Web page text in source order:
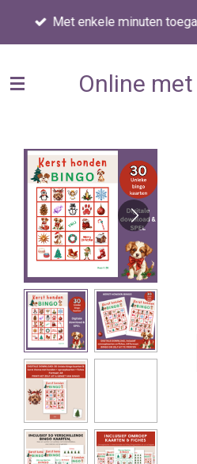
de
hoofdinhoud
Met enkele minuten
Online